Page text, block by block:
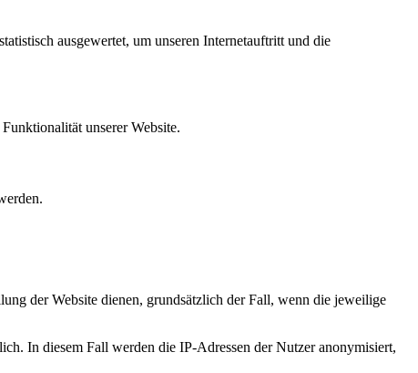
ausgewertet, um unseren Internetauftritt und die
unserer Website.
der Website dienen, grundsätzlich der Fall, wenn die jeweilige
In diesem Fall werden die IP-Adressen der Nutzer anonymisiert,